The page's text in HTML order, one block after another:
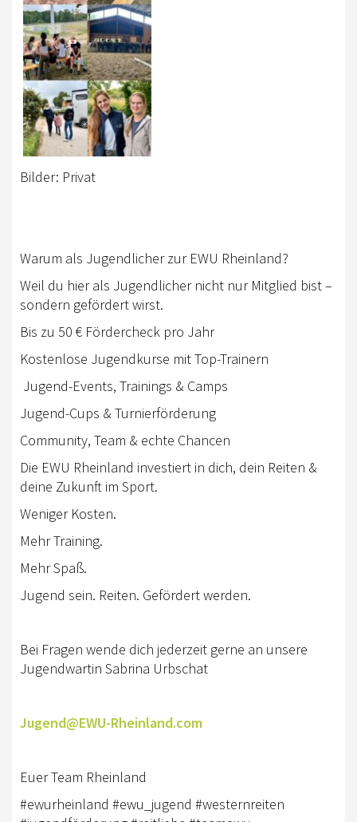
RHEINLAND-KADER 2025
TURNIERSPORT
TURNIERFACHLEUTE
ERGEBNISSE
TROPHY WERTUNG 2026
FREIZEIT
AKTIV IM RHEINLAND
TREFFPUNKTE IM RHEINLAND
AUSBILDUNG
WESTERNREITEN
TRAINERAUSBILDUNG
WESTERN-REITABZEICHEN
AUSBILDUNG TURNIERFACHLEUTE
TERMINE
TURNIERE
APO KURSE
JUGEND
VEREIN
DOWNLOAD
Bilder: Privat
Warum als Jugendlicher zur EWU Rheinland?
Weil du hier als Jugendlicher nicht nur Mitglied bist –
sondern gefördert wirst.
Bis zu 50 € Fördercheck pro Jahr
Kostenlose Jugendkurse mit Top-Trainern
️ Jugend-Events, Trainings & Camps
Jugend-Cups & Turnierförderung
Community, Team & echte Chancen
Die EWU Rheinland investiert in dich, dein Reiten &
deine Zukunft im Sport.
Weniger Kosten.
Mehr Training.
Mehr Spaß.
Jugend sein. Reiten. Gefördert werden.
Bei Fragen wende dich jederzeit gerne an unsere
Jugendwartin Sabrina Urbschat
Jugend@EWU-Rheinland.com
Euer Team Rheinland
#ewurheinland #ewu_jugend #westernreiten